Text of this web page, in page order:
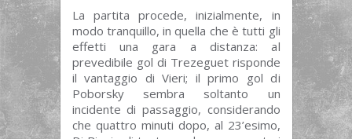
La partita procede, inizialmente, in
modo tranquillo, in quella che è tutti gli
effetti una gara a distanza: al
prevedibile gol di Trezeguet risponde
il vantaggio di Vieri; il primo gol di
Poborsky sembra soltanto un
incidente di passaggio, considerando
che quattro minuti dopo, al 23’esimo,